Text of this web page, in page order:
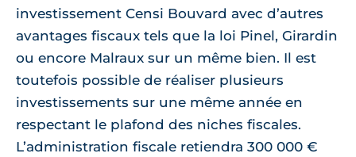
investissement Censi Bouvard avec d’autres
avantages fiscaux tels que la loi Pinel, Girardin
ou encore Malraux sur un même bien. Il est
toutefois possible de réaliser plusieurs
investissements sur une même année en
respectant le plafond des niches fiscales.
L’administration fiscale retiendra 300 000 €